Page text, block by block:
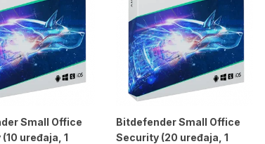
Small Office
uređaja, 1
Bitdefender Small Office
Security (20 uređaja, 1